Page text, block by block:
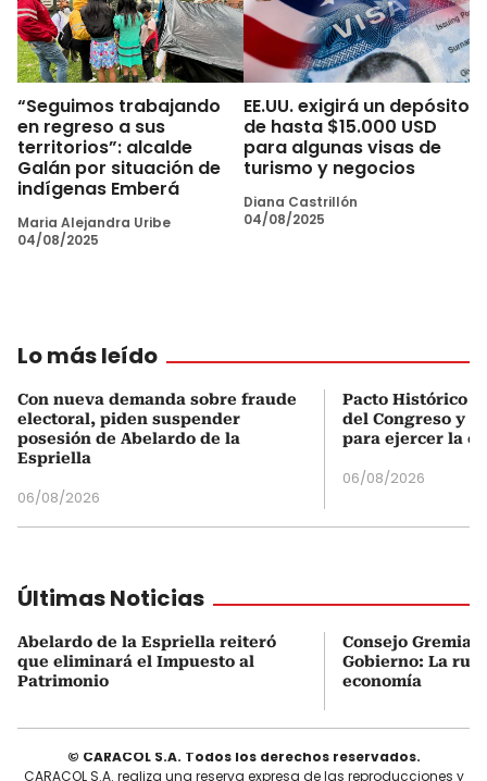
“Seguimos trabajando
en regreso a sus
territorios”: alcalde
Galán por situación de
indígenas Emberá
Maria Alejandra Uribe
04/08/2025
EE.UU. exigirá un depósito
de hasta $15.000 USD
para algunas visas de
turismo y negocios
Diana Castrillón
04/08/2025
Lo más leído
Con nueva demanda sobre fraude
electoral, piden suspender
posesión de Abelardo de la
Espriella
06/08/2026
Pacto Histórico
del Congreso y
para ejercer la
06/08/2026
Últimas Noticias
Abelardo de la Espriella reiteró
que eliminará el Impuesto al
Patrimonio
Consejo Gremial
Gobierno: La
economía
© CARACOL S.A. Todos los derechos reservados.
CARACOL S.A. realiza una reserva expresa de las reproducciones y